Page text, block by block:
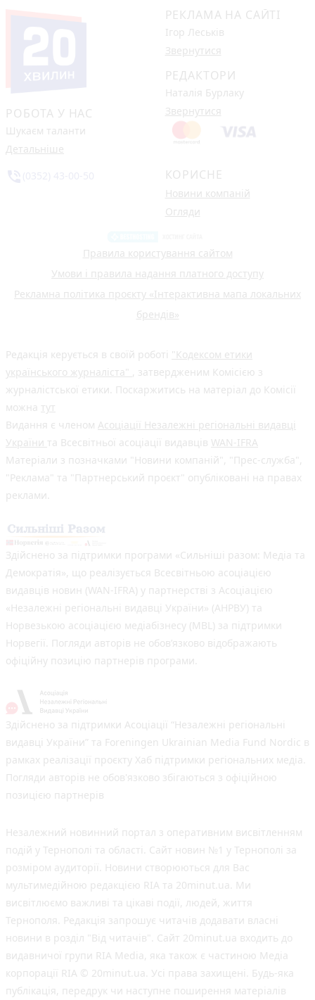
РОБОТА У НАС
Шукаєм таланти
Детальніше
РЕКЛАМА НА САЙТІ
Ігор Леськів
Звернутися
РЕДАКТОРИ
Наталія Бурлаку
Звернутися
КОРИСНЕ
Новини компаній
Огляди
Правила користування сайтом
Умови і правила надання платного доступу
Рекламна політика проєкту «Інтерактивна мапа локальних
брендів»
Редакція керується в своїй роботі "Кодексом етики
українського журналіста" , затвердженим Комісією з
журналістської етики. Поскаржитись на матеріал до Комісії
можна тут
Видання є членом Асоціації Незалежні регіональні видавці
України та Всесвітньої асоціації видавців WAN-IFRA
Матеріали з позначками "Новини компаній", "Прес-служба",
"Реклама" та "Партнерський проєкт" опубліковані на правах
реклами.
Здійснено за підтримки програми «Сильніші разом: Медіа та
Демократія», що реалізується Всесвітньою асоціацією
видавців новин (WAN-IFRA) у партнерстві з Асоціацією
«Незалежні регіональні видавці України» (АНРВУ) та
Норвезькою асоціацією медіабізнесу (MBL) за підтримки
Норвегії. Погляди авторів не обов’язково відображають
офіційну позицію партнерів програми.
Здійснено за підтримки Асоціації “Незалежні регіональні
видавці України” та Foreningen Ukrainian Media Fund Nordic в
рамках реалізації проєкту Хаб підтримки регіональних медіа.
Погляди авторів не обов'язково збігаються з офіційною
позицією партнерів
Незалежний новинний портал з оперативним висвітленням
подій у Тернополі та області. Сайт новин №1 у Тернополі за
розміром аудиторії. Новини створюються для Вас
мультимедійною редакцією RIA та 20minut.ua. Ми
висвітлюємо важливі та цікаві події, людей, життя
Тернополя. Редакція запрошує читачів додавати власні
новини в розділ "Від читачів". Сайт 20minut.ua входить до
видавничої групи RIA Media, яка також є частиною Медіа
корпорації RIA © 20minut.ua. Усі права захищені. Будь-яка
публiкацiя, передрук чи наступне поширення матеріалів